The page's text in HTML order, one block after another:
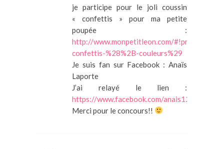
je participe pour le joli coussin
« confettis » pour ma petite
poupée :
http://www.monpetitleon.com/#!product/
confettis-%28%2B-couleurs%29
Je suis fan sur Facebook : Anaïs
Laporte
J’ai relayé le lien :
https://www.facebook.com/anais12/posts/
Merci pour le concours!!